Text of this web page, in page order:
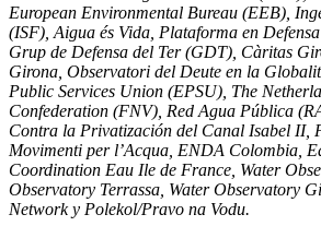
European Environmental Bureau (EEB),
(ISF), Aigua és Vida, Plataforma en
Grup de Defensa del Ter (GDT), Càritas
Girona, Observatori del Deute en la
Public Services Union (EPSU), The
Confederation (FNV), Red Agua Pública
Contra la Privatización del Canal Isabel II,
Movimenti per l’Acqua, ENDA Colombia,
Coordination Eau Ile de France, Water
Observatory Terrassa, Water Observatory
Network y Polekol/Pravo na Vodu.